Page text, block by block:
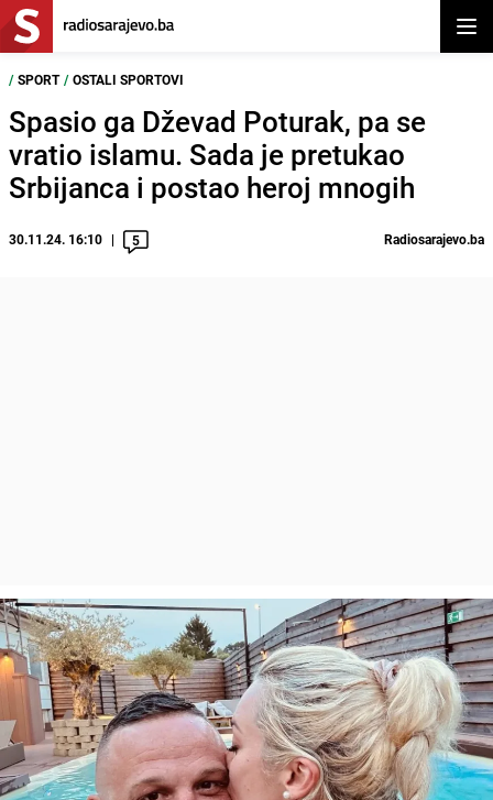
/ SPORT / OSTALI SPORTOVI
Spasio ga Dževad Poturak, pa se
vratio islamu. Sada je pretukao
Srbijanca i postao heroj mnogih
30.11.24. 16:10 5 Radiosarajevo.ba